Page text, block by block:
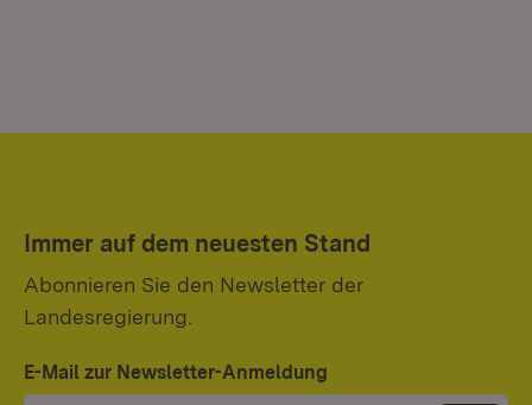
Immer auf dem neuesten Stand
Abonnieren Sie den Newsletter der
Landesregierung.
E-Mail zur Newsletter-Anmeldung